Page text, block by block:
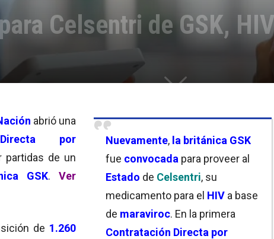
Celsentri de GSK, HIV
Nuevamente, la británica GSK
fue convocada para proveer al
Estado de Celsentri, su
medicamento para el HIV a base
de maraviroc. En la primera
Contratación Directa por
abrió una
por
partidas de un
GSK. Ver
de 1.260